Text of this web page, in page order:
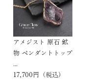
アメジスト 原石 鉱
物 ペンダントトップ
...
17,700円（税込）